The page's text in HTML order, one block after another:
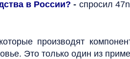
в России? - спросил
производят
Это только один из